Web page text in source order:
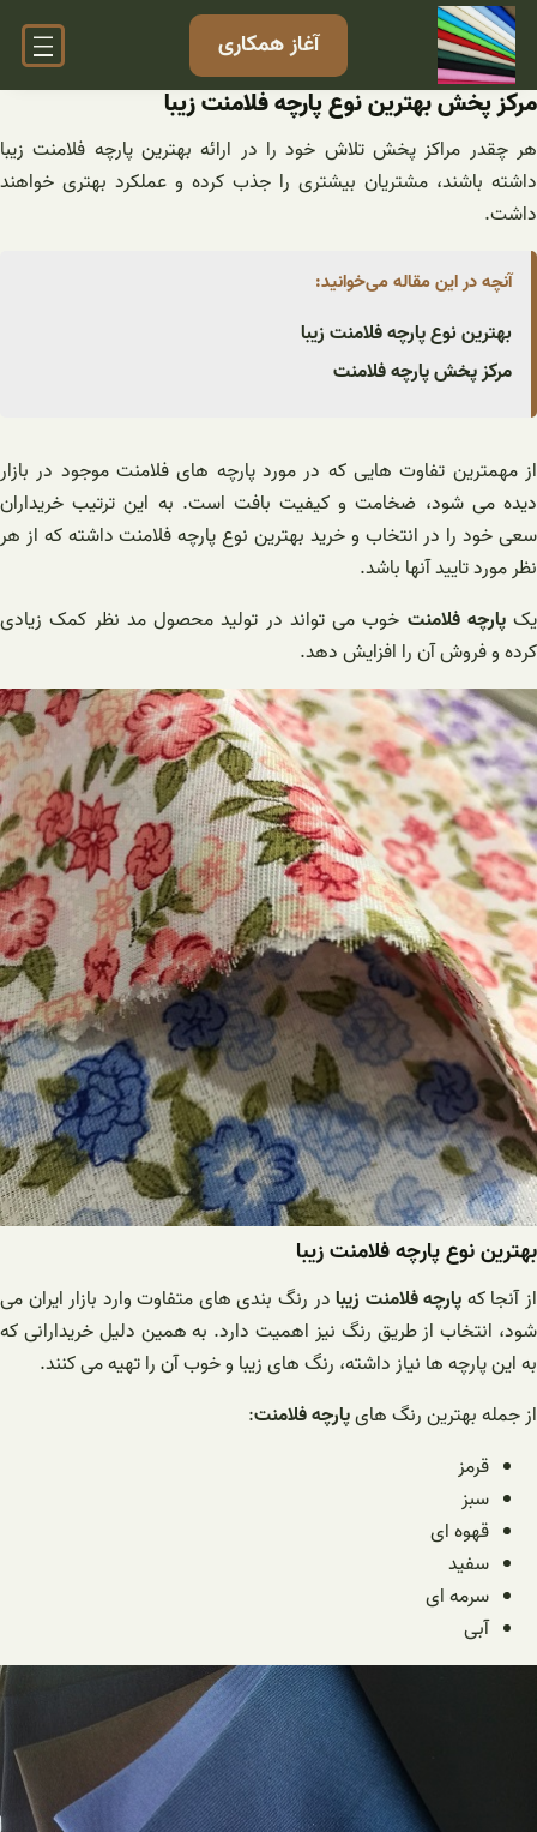
رفتن
محتوا
آغاز همکاری
مرکز پخش بهترین نوع پارچه فلامنت زیبا
هر چقدر مراکز پخش تلاش خود را در ارائه بهترین پارچه فلامنت زیبا
داشته باشند، مشتریان بیشتری را جذب کرده و عملکرد بهتری خواهند
داشت.
آنچه در این مقاله می‌خوانید:
بهترین نوع پارچه فلامنت زیبا
مرکز پخش پارچه فلامنت
از مهمترین تفاوت هایی که در مورد پارچه های فلامنت موجود در بازار
دیده می شود، ضخامت و کیفیت بافت است. به این ترتیب خریداران
سعی خود را در انتخاب و خرید بهترین نوع پارچه فلامنت داشته که از هر
نظر مورد تایید آنها باشد.
یکپارچه فلامنت خوب می تواند در تولید محصول مد نظر کمک زیادی
کرده و فروش آن را افزایش دهد.
بهترین نوع پارچه فلامنت زیبا
از آنجا کهپارچه فلامنت زیبادر رنگ بندی های متفاوت وارد بازار ایران می
شود، انتخاب از طریق رنگ نیز اهمیت دارد. به همین دلیل خریدارانی که
به این پارچه ها نیاز داشته، رنگ های زیبا و خوب آن را تهیه می کنند.
از جمله بهترین رنگ هایپارچه فلامنت:
قرمز
سبز
قهوه ای
سفید
سرمه ای
آبی